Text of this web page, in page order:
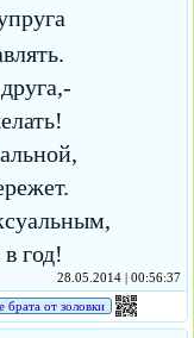
год!
28.05.2014 | 00:56:37
от золовки